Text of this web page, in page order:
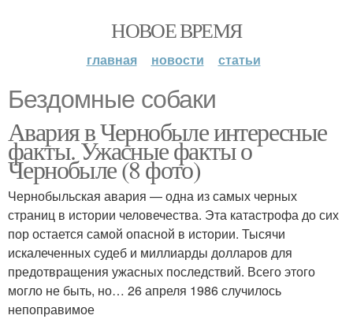
НОВОЕ ВРЕМЯ
главная новости статьи
Бездомные собаки
Авария в Чернобыле интересные
факты. Ужасные факты о
Чернобыле (8 фото)
Чернобыльская авария — одна из самых черных
страниц в истории человечества. Эта катастрофа до сих
пор остается самой опасной в истории. Тысячи
искалеченных судеб и миллиарды долларов для
предотвращения ужасных последствий. Всего этого
могло не быть, но… 26 апреля 1986 случилось
непоправимое